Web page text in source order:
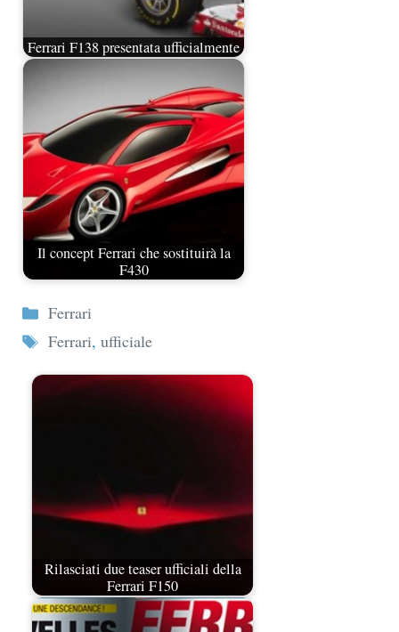
Ferrari F138 presentata ufficialmente
Il concept Ferrari che sostituirà la
F430
Categorie
Ferrari
Tag
Ferrari, ufficiale
Rilasciati due teaser ufficiali della
Ferrari F150